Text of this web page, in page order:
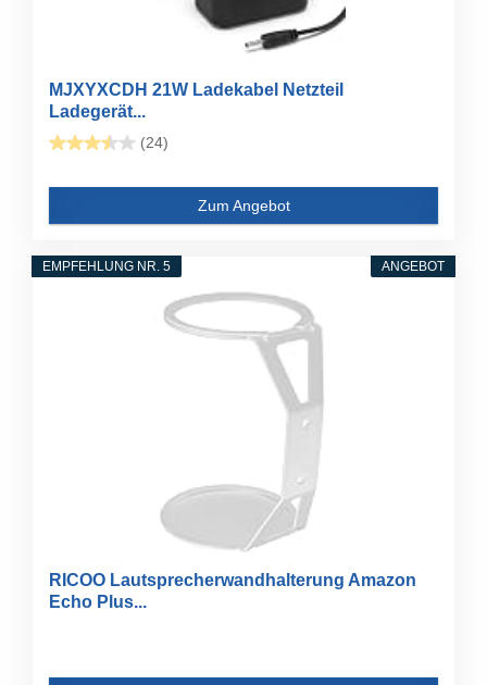
MJXYXCDH 21W Ladekabel Netzteil
Ladegerät...
(24)
Zum Angebot
ANGEBOT
EMPFEHLUNG NR. 5
RICOO Lautsprecherwandhalterung Amazon
Echo Plus...